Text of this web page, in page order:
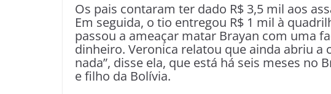
Os pais contaram ter dado R$ 3,5 mil aos
Em seguida, o tio entregou R$ 1 mil à
passou a ameaçar matar Brayan com uma
dinheiro. Veronica relatou que ainda abriu a
nada”, disse ela, que está há seis meses no
e filho da Bolívia.